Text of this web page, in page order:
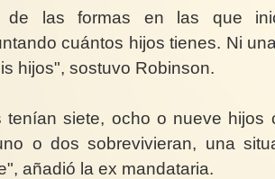
de las formas en las que
cuántos hijos tienes. Ni
hijos", sostuvo Robinson.
tenían siete, ocho o nueve hijos
o dos sobrevivieran, una
añadió la ex mandataria.